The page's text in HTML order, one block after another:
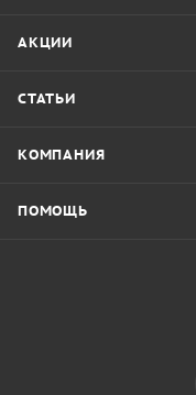
АКЦИИ
СТАТЬИ
КОМПАНИЯ
ПОМОЩЬ